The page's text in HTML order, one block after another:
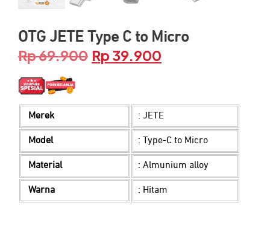
OTG JETE Type C to Micro
Rp69.900 Harga
Rp 69.900.
Rp 39.900
adalah:
Rp 39.900.
Merek : JETE
Model : Type-C to Micro
Material : Almunium alloy
Warna : Hitam